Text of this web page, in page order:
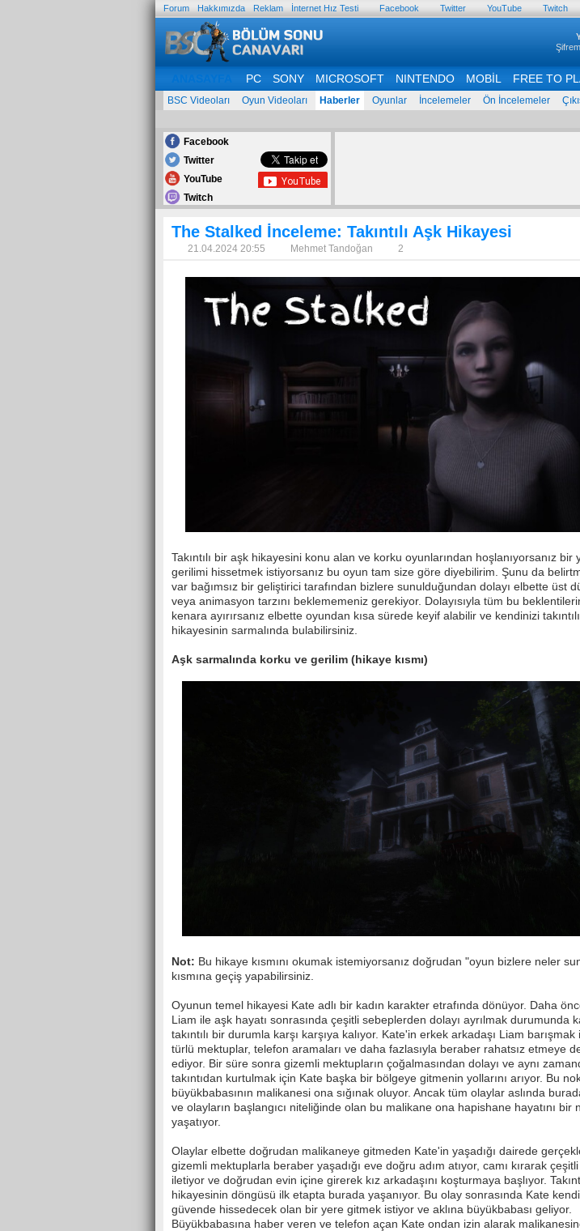
Forum Hakkımızda Reklam İnternet Hız Testi Facebook Twitter YouTube Twitch
PC SONY MICROSOFT NINTENDO MOBİL FREE TO
BSC Videoları Oyun Videoları Haberler Oyunlar İncelemeler Ön İncelemeler
Facebook
Twitter
YouTube
Twitch
The Stalked İnceleme: Takıntılı Aşk Hikayesi
21.04.2024 20:55 Mehmet Tandoğan 2
Takıntılı bir aşk hikayesini konu alan ve korku oyunlarından hoşlanıyorsanız bir
gerilimi hissetmek istiyorsanız bu oyun tam size göre diyebilirim. Şunu da
var bağımsız bir geliştirici tarafından bizlere sunulduğundan dolayı elbette üst
veya animasyon tarzını beklememeniz gerekiyor. Dolayısıyla tüm bu
kenara ayırırsanız elbette oyundan kısa sürede keyif alabilir ve kendinizi
hikayesinin sarmalında bulabilirsiniz.
Aşk sarmalında korku ve gerilim (hikaye kısmı)
Not: Bu hikaye kısmını okumak istemiyorsanız doğrudan "oyun bizlere neler
kısmına geçiş yapabilirsiniz.
Oyunun temel hikayesi Kate adlı bir kadın karakter etrafında dönüyor. Daha
Liam ile aşk hayatı sonrasında çeşitli sebeplerden dolayı ayrılmak durumunda
takıntılı bir durumla karşı karşıya kalıyor. Kate'in erkek arkadaşı Liam barışmak
türlü mektuplar, telefon aramaları ve daha fazlasıyla beraber rahatsız etmeye
ediyor. Bir süre sonra gizemli mektupların çoğalmasından dolayı ve aynı
takıntıdan kurtulmak için Kate başka bir bölgeye gitmenin yollarını arıyor. Bu
büyükbabasının malikanesi ona sığınak oluyor. Ancak tüm olaylar aslında
ve olayların başlangıcı niteliğinde olan bu malikane ona hapishane hayatını bir
yaşatıyor.
Olaylar elbette doğrudan malikaneye gitmeden Kate'in yaşadığı dairede
gizemli mektuplarla beraber yaşadığı eve doğru adım atıyor, camı kırarak
iletiyor ve doğrudan evin içine girerek kız arkadaşını koşturmaya başlıyor.
hikayesinin döngüsü ilk etapta burada yaşanıyor. Bu olay sonrasında Kate
güvende hissedecek olan bir yere gitmek istiyor ve aklına büyükbabası geliyor.
Büyükbabasına haber veren ve telefon açan Kate ondan izin alarak